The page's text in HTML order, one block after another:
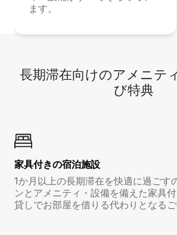
ます。
長期滞在向け⁠のア⁠メ⁠ニ⁠テ⁠
び特⁠典
家具付き⁠の宿⁠泊⁠施⁠設
1か月以上の長期滞在を快適に過ごす
ンとアメニティ・設備を備えた家具
貸しでお部屋を借りる代わりとなるご